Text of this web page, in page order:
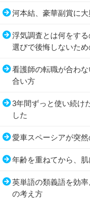
河本結、豪華副賞に大
浮気調査とは何をす
選びで後悔しないため
看護師の転職が合わ
合い方
3年間ずっと使い続け
した
愛車スペーシアが突
年齢を重ねてから、
英単語の類義語を効
の考え方